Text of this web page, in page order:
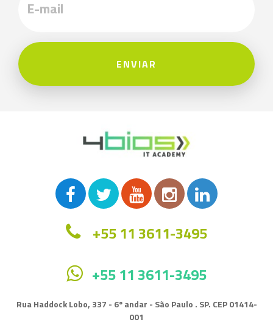
ENVIAR
+55 11 3611-3495
+55 11 3611-3495
Rua Haddock Lobo, 337 - 6º andar - São Paulo . SP. CEP 01414-
001